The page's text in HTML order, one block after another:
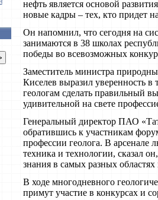
нефть является основой
новые кадры – тех, кто придет
Он напомнил, что сегодня на
занимаются в 38 школах
победы во всевозможных
Заместитель министра
Киселев выразил уверенность
геологам сделать правильный
удивительной на свете
Генеральный директор ПАО
обратившись к участникам
профессии геолога. В арсенале
техника и технологии, сказал
знания в самых разных областях
В ходе многодневного
примут участие в конкурсах и